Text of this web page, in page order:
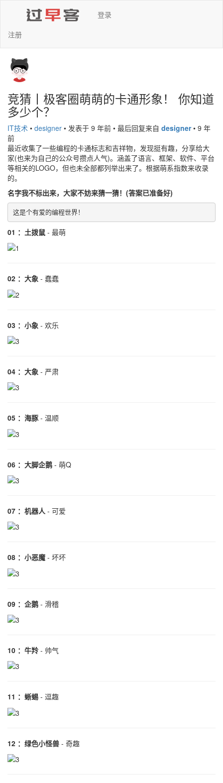
登录
注册
竞猜丨极客圈萌萌的卡通形象！ 你知道
多少个？
IT技术 • designer • 发表于 9 年前 • 最后回复来自 designer • 9 年
前
最近收集了一些编程的卡通标志和吉祥物，发现挺有趣，分享给大
家(也来为自己的公众号攒点人气)。涵盖了语言、框架、软件、平台
等相关的LOGO，但也未全部都列举出来了。根据萌系指数来收录
的。
名字我不标出来，大家不妨来猜一猜！(答案已准备好)
这是个有爱的编程世界！
01 ：土拨鼠 - 最萌
02 ：大象 - 蠢蠢
03 ：小象 - 欢乐
04 ：大象 - 严肃
05 ：海豚- 温顺
06 ：大脚企鹅 - 萌Q
07 ：机器人 - 可爱
08 ：小恶魔 - 坏坏
09 ：企鹅 - 滑稽
10 ：牛羚- 帅气
11 ：蜥蜴 - 逗趣
12 ：绿色小怪兽 - 奇趣